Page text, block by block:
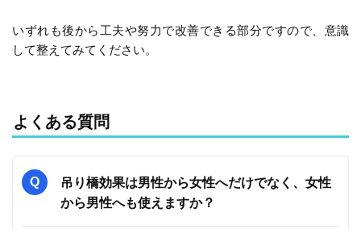
いずれも後から工夫や努力で改善できる部分ですので、意識
して整えてみてください。
よくある質問
吊り橋効果は男性から女性へだけでなく、女性
から男性へも使えますか？